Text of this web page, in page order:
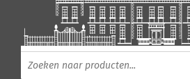
Producten zoeken